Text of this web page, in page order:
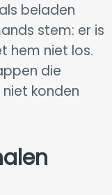
beladen
stem: er is
hem niet los.
die
konden